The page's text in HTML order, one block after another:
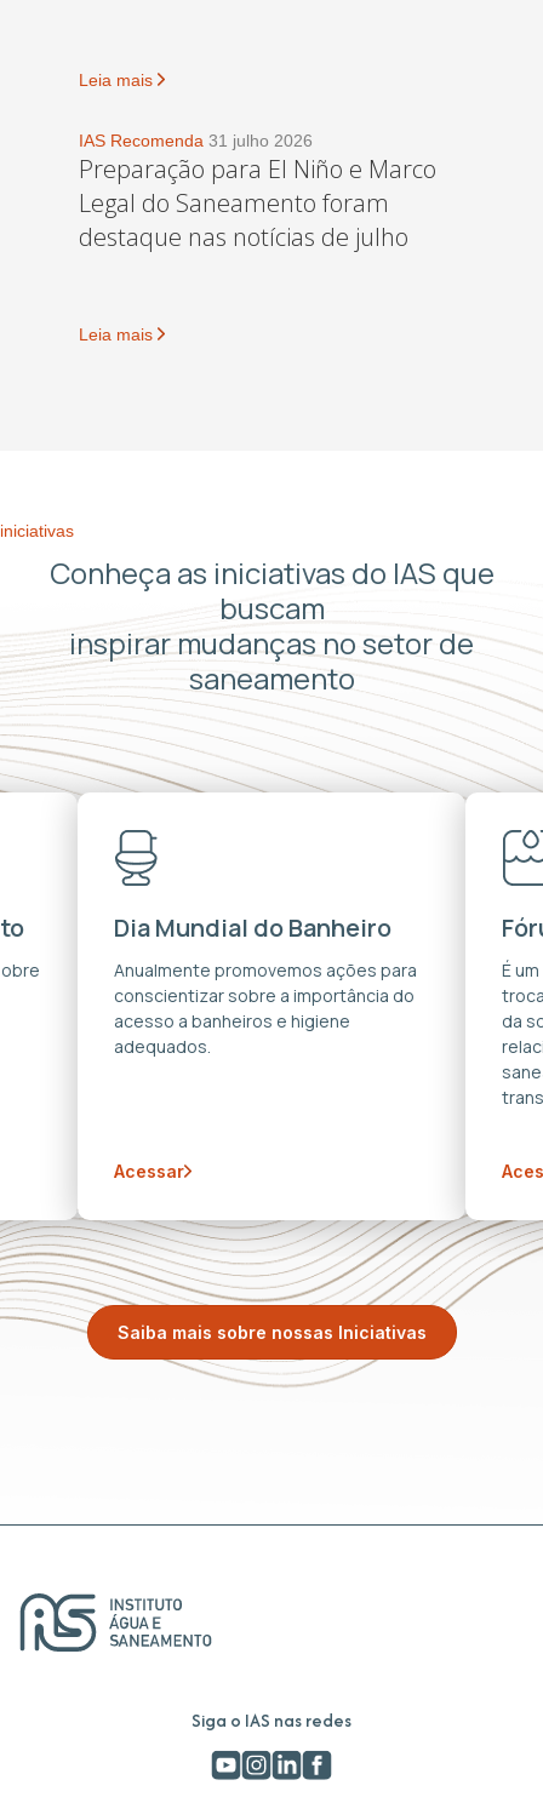
Leia mais
IAS Recomenda 31 julho 2026
Preparação para El Niño e Marco
Legal do Saneamento foram
destaque nas notícias de julho
Leia mais
iniciativas
Conheça as iniciativas do IAS que
buscam
inspirar mudanças no setor de
saneamento
Dia Mundial do Banheiro
Anualmente promovemos ações para
conscientizar sobre a importância do
acesso a banheiros e higiene
adequados.
Acessar
É
da
Saiba mais sobre nossas Iniciativas
Siga o IAS nas redes